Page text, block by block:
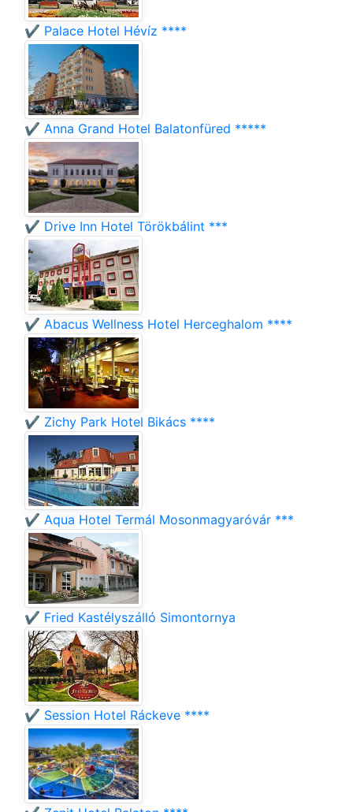
✔️ Palace Hotel Hévíz ****
✔️ Anna Grand Hotel Balatonfüred *****
✔️ Drive Inn Hotel Törökbálint ***
✔️ Abacus Wellness Hotel Herceghalom ****
✔️ Zichy Park Hotel Bikács ****
✔️ Aqua Hotel Termál Mosonmagyaróvár ***
✔️ Fried Kastélyszálló Simontornya
✔️ Session Hotel Ráckeve ****